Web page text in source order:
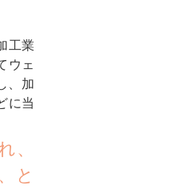
工業
ウェ
、加
に当
、
と